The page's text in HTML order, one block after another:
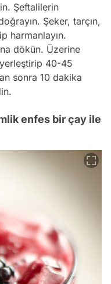
Şeftalilerin
Şeker, tarçın,
harmanlayın.
dökün. Üzerine
yerleştirip 40-45
sonra 10 dakika
enfes bir çay ile